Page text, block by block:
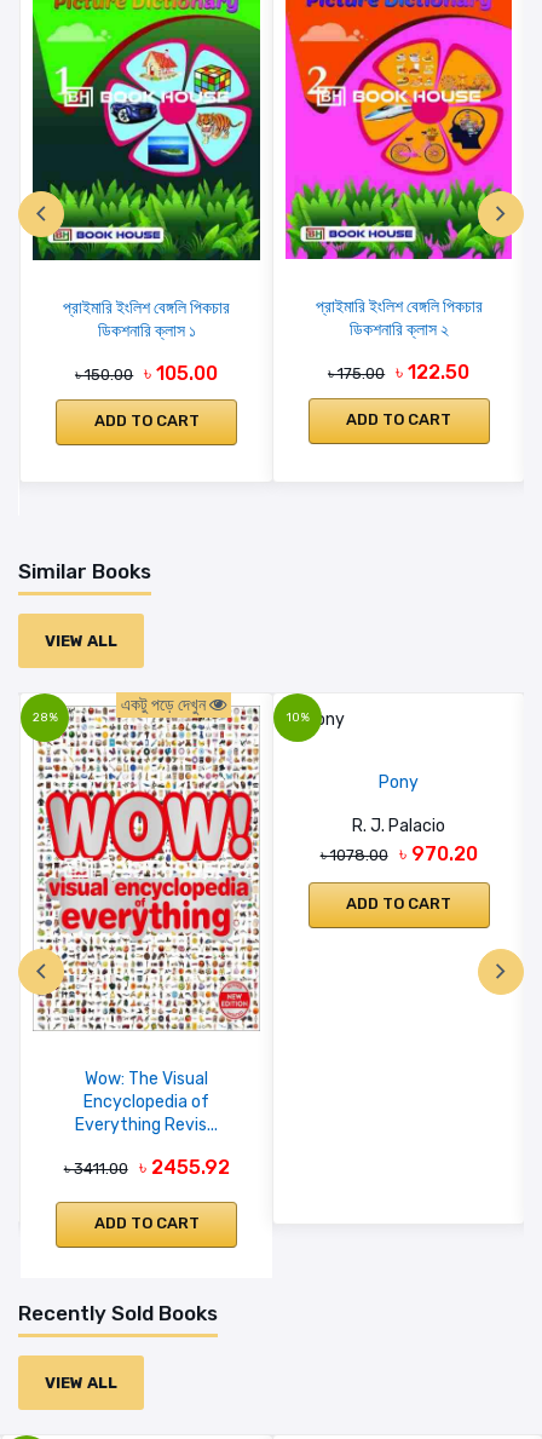
প্রাইমারি ইংলিশ বেঙ্গলি পিকচার
ডিকশনারি ক্লাস ১
৳ 150.00 ৳ 105.00
ADD TO CART
প্রাইমারি ইংলিশ বেঙ্গলি পিকচার
ডিকশনারি ক্লাস ২
৳ 175.00 ৳ 122.50
ADD TO CART
Similar Books
VIEW ALL
28%
একটু পড়ে দেখুন
Wow: The Visual
Encyclopedia of
Everything Revis...
৳ 3411.00 ৳ 2455.92
ADD TO CART
10%
Pony
R. J. Palacio
৳ 1078.00 ৳ 970.20
ADD TO CART
Recently Sold Books
VIEW ALL